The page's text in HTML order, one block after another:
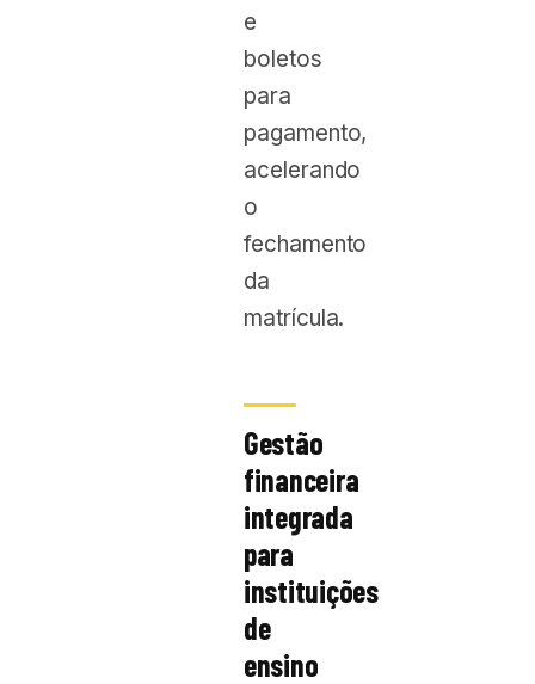
e
boletos
para
pagamento,
acelerando
o
fechamento
da
matrícula.
Gestão
financeira
integrada
para
instituições
de
ensino